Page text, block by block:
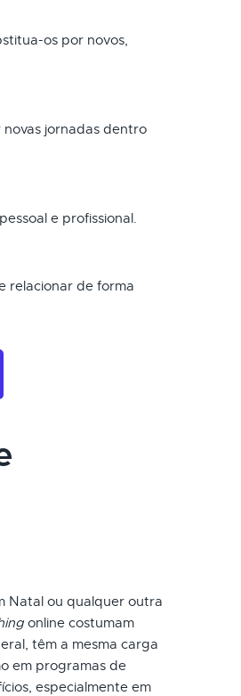
os por novos,
jornadas dentro
e profissional.
relacionar de forma
Natal ou qualquer outra
online costumam
têm a mesma carga
em programas de
especialmente em